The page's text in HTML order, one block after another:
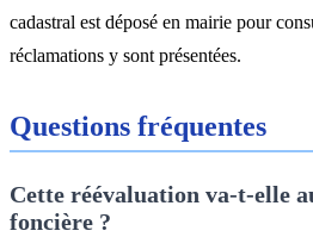
cadastral est déposé en mairie pour
réclamations y sont présentées.
Questions fréquentes
Cette réévaluation va-t-elle
foncière ?